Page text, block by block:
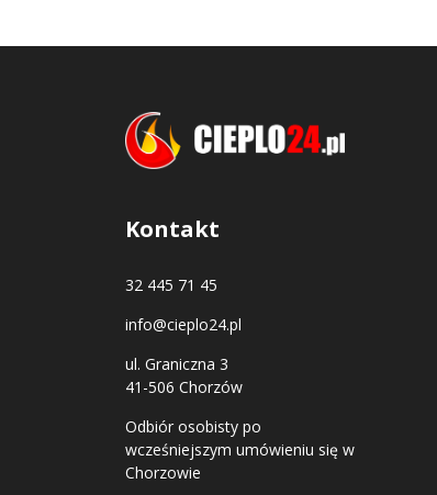
Kontakt
32 445 71 45
info@cieplo24.pl
ul. Graniczna 3
41-506 Chorzów
Odbiór osobisty po
wcześniejszym umówieniu się w
Chorzowie